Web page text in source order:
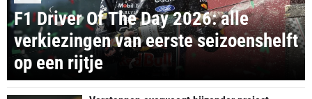
F1 Driver Of The Day 2026: alle
verkiezingen van eerste seizoenshelft
op een rijtje